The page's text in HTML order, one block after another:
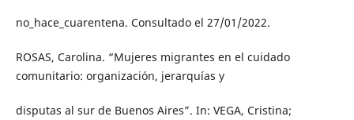
no_hace_cuarentena. Consultado el 27/01/2022.
ROSAS, Carolina. “Mujeres migrantes en el cuidado
comunitario: organización, jerarquías y
disputas al sur de Buenos Aires”. In: VEGA, Cristina;